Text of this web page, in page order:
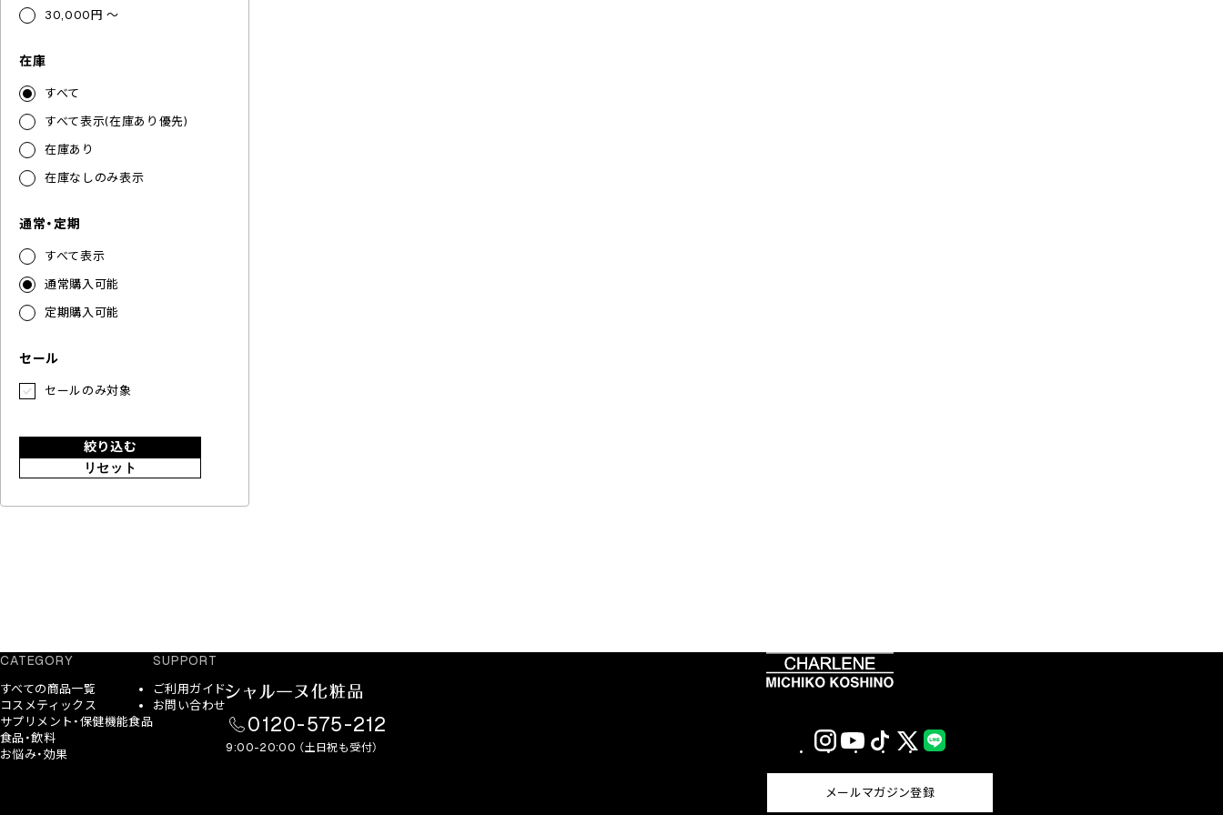
30,000円 ～
在庫
すべて
すべて表示(在庫あり優先)
在庫あり
在庫なしのみ表示
通常・定期
すべて表示
通常購入可能
定期購入可能
セール
セールのみ対象
絞り込む
リセット
CATEGORY
すべての商品一覧
コスメティックス
サプリメント・保健機能食品
食品・飲料
お悩み・効果
SUPPORT
ご利用ガイド
お問い合わせ
0120-575-212
9:00-20:00 （土日祝も受付）
InstagramYouTubeTikTok X
(Twitter)
メールマガジン登録